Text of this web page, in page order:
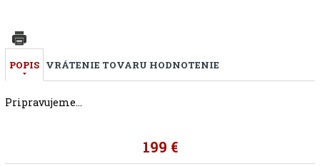
POPIS VRÁTENIE TOVARU HODNOTENIE
Pripravujeme...
199 €